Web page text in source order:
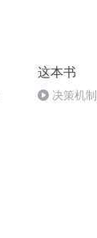
这本书
决策机制